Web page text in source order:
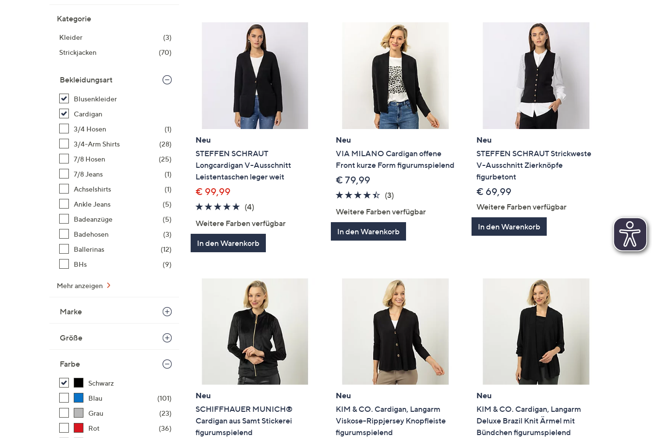
anzuzeigen.
Kategorie
Kleider
(3)
Strickjacken
(70)
Bekleidungsart
Blusenkleider
Cardigan
3/4 Hosen
(1)
3/4-Arm Shirts
(28)
7/8 Hosen
(25)
7/8 Jeans
(1)
Achselshirts
(1)
Ankle Jeans
(5)
Badeanzüge
(5)
Badehosen
(3)
Ballerinas
(12)
BHs
(9)
Mehr anzeigen
Marke
Größe
Farbe
Schwarz
Blau
(101)
Grau
(23)
Rot
(36)
Neu
STEFFEN SCHRAUT
Longcardigan V-Ausschnitt
Leistentaschen leger weit
€ 99,99
4.8
5
(4)4
Weitere Farben verfügbar
In den Warenkorb
Neu
VIA MILANO Cardigan offene
Front kurze Form figurumspielend
€ 79,99
4.3
5
(3)
Weitere Farben verfügbar
In den Warenkorb
Neu
STEFFEN SCHRAUT Strickweste
V-Ausschnitt Zierknöpfe
figurbetont
€ 69,99
Weitere Farben verfügbar
In den Warenkorb
Neu
SCHIFFHAUER MUNICH®
Cardigan aus Samt Stickerei
figurumspielend
Neu
KIM & CO. Cardigan, Langarm
Viskose-Rippjersey Knopfleiste
figurumspielend
Neu
KIM & CO. Cardigan, Langarm
Deluxe Brazil Knit Ärmel mit
Bündchen figurumspielend